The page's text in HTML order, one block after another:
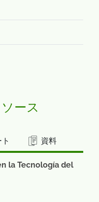
ース
資料
la Tecnología del